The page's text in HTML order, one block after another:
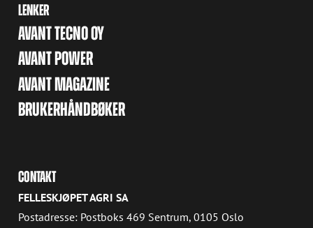
LENKER
AVANT TECNO OY
AVANT POWER
AVANT MAGAZINE
BRUKERHÅNDBØKER
CONTAKT
FELLESKJØPET AGRI SA
Postadresse: Postboks 469 Sentrum, 0105 Oslo